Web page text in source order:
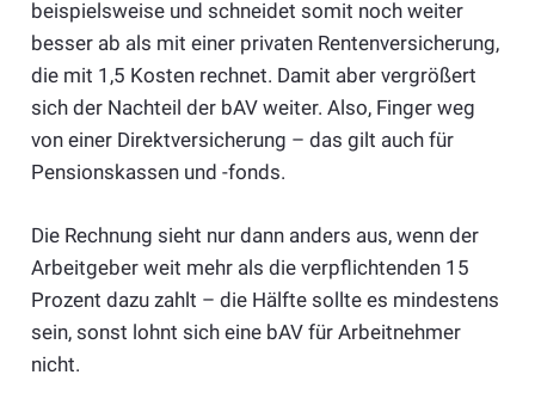
beispielsweise und schneidet somit noch weiter
besser ab als mit einer privaten Rentenversicherung,
die mit 1,5 Kosten rechnet. Damit aber vergrößert
sich der Nachteil der bAV weiter. Also, Finger weg
von einer Direktversicherung – das gilt auch für
Pensionskassen und -fonds.
Die Rechnung sieht nur dann anders aus, wenn der
Arbeitgeber weit mehr als die verpflichtenden 15
Prozent dazu zahlt – die Hälfte sollte es mindestens
sein, sonst lohnt sich eine bAV für Arbeitnehmer
nicht.